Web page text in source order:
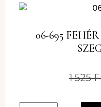
06-695
1 525